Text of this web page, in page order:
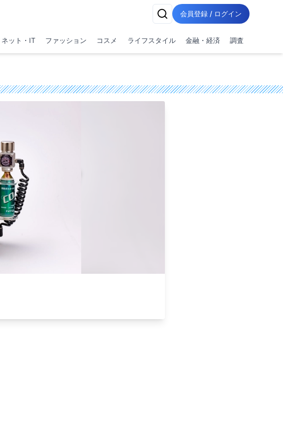
会員登録 / ログイン
ネット・IT ファッション コスメ ライフスタイル 金融・経済 調査